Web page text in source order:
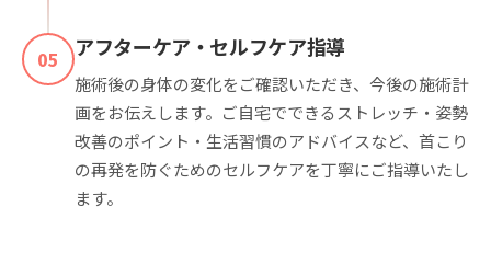
05 アフターケア・セルフケア指導
施術後の身体の変化をご確認いただき、今後の施術計
画をお伝えします。ご自宅でできるストレッチ・姿勢
改善のポイント・生活習慣のアドバイスなど、首こり
の再発を防ぐためのセルフケアを丁寧にご指導いたし
ます。